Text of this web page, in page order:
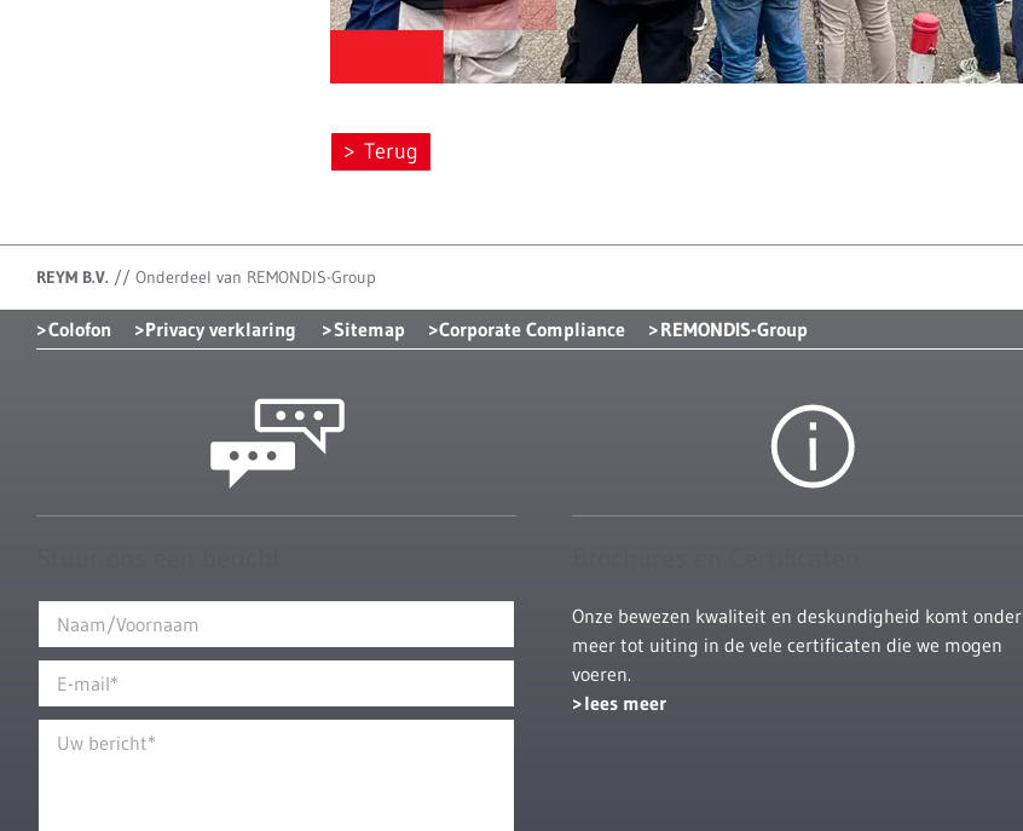
Terug
REYM B.V. // Onderdeel van REMONDIS-Group
Colofon Privacy verklaring Sitemap Corporate Compliance REMONDIS-Group
Onze bewezen kwaliteit en deskundigheid komt onder
meer tot uiting in de vele certificaten die we mogen
voeren.
lees meer